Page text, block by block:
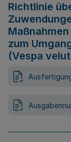
Richtlinie
zum
(Vespa